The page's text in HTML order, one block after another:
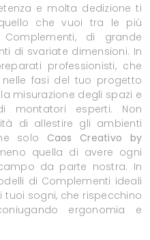
e molta dedizione ti
che vuoi tra le più
di grande
di svariate dimensioni. In
professionisti, che
fasi del tuo progetto
misurazione degli spazi e
montatori esperti. Non
di allestire gli ambienti
solo Caos Creativo by
quella di avere ogni
da parte nostra. In
di Complementi ideali
sogni, che rispecchino
ergonomia e